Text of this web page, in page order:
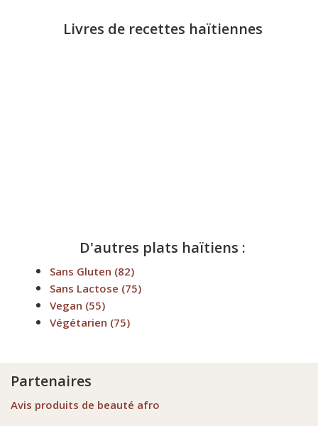
Livres de recettes haïtiennes
D'autres plats haïtiens :
Sans Gluten (82)
Sans Lactose (75)
Vegan (55)
Végétarien (75)
Partenaires
Avis produits de beauté afro